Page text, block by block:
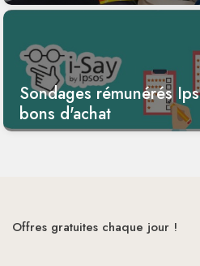
Sondages rémunérés
bons d'achat
Offres gratuites chaque jour !